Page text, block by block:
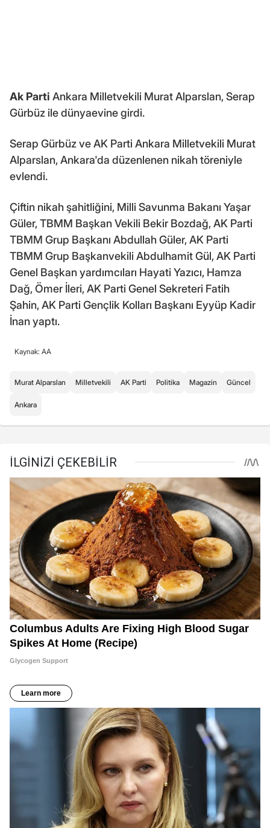
Ak Parti Ankara Milletvekili Murat Alparslan, Serap
Gürbüz ile dünyaevine girdi.
Serap Gürbüz ve AK Parti Ankara Milletvekili Murat
Alparslan, Ankara'da düzenlenen nikah töreniyle
evlendi.
Çiftin nikah şahitliğini, Milli Savunma Bakanı Yaşar
Güler, TBMM Başkan Vekili Bekir Bozdağ, AK Parti
TBMM Grup Başkanı Abdullah Güler, AK Parti
TBMM Grup Başkanvekili Abdulhamit Gül, AK Parti
Genel Başkan yardımcıları Hayati Yazıcı, Hamza
Dağ, Ömer İleri, AK Parti Genel Sekreteri Fatih
Şahin, AK Parti Gençlik Kolları Başkanı Eyyüp Kadir
İnan yaptı.
Kaynak: AA
Murat Alparslan Milletvekili AK Parti Politika Magazin Güncel
Ankara